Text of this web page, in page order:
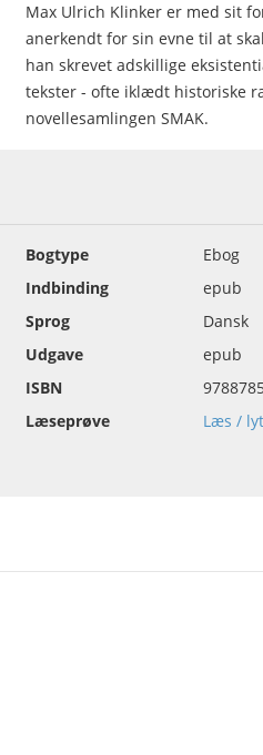
Max Ulrich Klinker er med sit
anerkendt for sin evne til at
han skrevet adskillige
tekster - ofte iklædt historiske
novellesamlingen SMAK.
Bogtype
Ebog
Indbinding
epub
Sprog
Dansk
Udgave
epub
ISBN
Læseprøve
Læs /